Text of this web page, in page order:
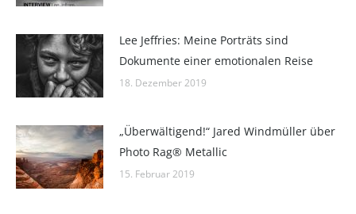
Lee Jeffries: Meine Porträts sind
Dokumente einer emotionalen Reise
18. Dezember 2019
„Überwältigend!“ Jared Windmüller über
Photo Rag® Metallic
15. Februar 2019